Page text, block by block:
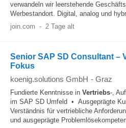
verwandeln wir leerstehende
Werbestandort. Digital, analog und
join.com - 2 Tage alt
Senior SAP SD Consultant –
Fokus
koenig.solutions GmbH - Graz
Fundierte Kenntnisse in Vertriebs-,
im SAP SD Umfeld • Ausgeprägte
Verständnis für vertriebliche
und ausgeprägte